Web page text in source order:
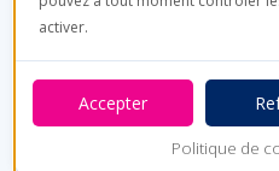
activer.
Politique de
Pôle hainuyer© 2026 tous droits
Protection de la vie privée –
générales d’utilisation–Cookie